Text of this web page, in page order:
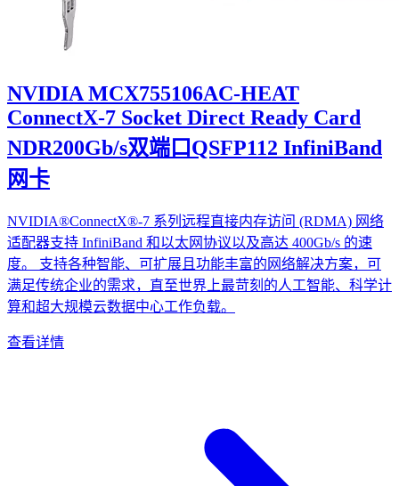
NVIDIA MCX755106AC-HEAT
ConnectX-7 Socket Direct Ready Card
NDR200Gb/s双端口QSFP112 InfiniBand
网卡
NVIDIA®ConnectX®-7 系列远程直接内存访问 (RDMA) 网络
适配器支持 InfiniBand 和以太网协议以及高达 400Gb/s 的速
度。 支持各种智能、可扩展且功能丰富的网络解决方案，可
满足传统企业的需求，直至世界上最苛刻的人工智能、科学计
算和超大规模云数据中心工作负载。
查看详情